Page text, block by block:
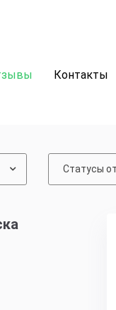
Контакты
Статусы